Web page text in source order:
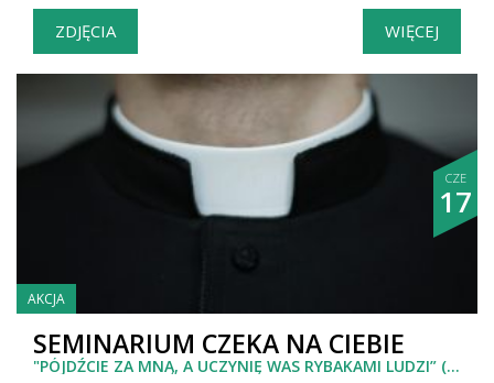
WIĘCEJ
ZDJĘCIA
CZE
17
AKCJA
SEMINARIUM CZEKA NA CIEBIE
"PÓJDŹCIE ZA MNĄ, A UCZYNIĘ WAS RYBAKAMI LUDZI” (MT 4, 19)